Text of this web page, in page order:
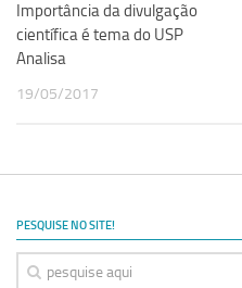
Importância da divulgação
científica é tema do USP
Analisa
19/05/2017
PESQUISE NO SITE!